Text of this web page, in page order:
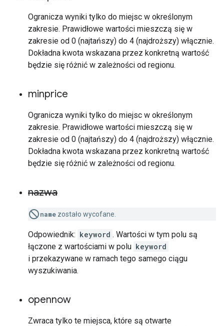
Ogranicza wyniki tylko do miejsc w określonym
zakresie. Prawidłowe wartości mieszczą się w
zakresie od 0 (najtańszy) do 4 (najdroższy) włącznie.
Dokładna kwota wskazana przez konkretną wartość
będzie się różnić w zależności od regionu.
minprice
Ogranicza wyniki tylko do miejsc w określonym
zakresie. Prawidłowe wartości mieszczą się w
zakresie od 0 (najtańszy) do 4 (najdroższy) włącznie.
Dokładna kwota wskazana przez konkretną wartość
będzie się różnić w zależności od regionu.
nazwa
name zostało wycofane.
Odpowiednik: keyword . Wartości w tym polu są
łączone z wartościami w polu keyword
i przekazywane w ramach tego samego ciągu
wyszukiwania.
opennow
Zwraca tylko te miejsca, które są otwarte